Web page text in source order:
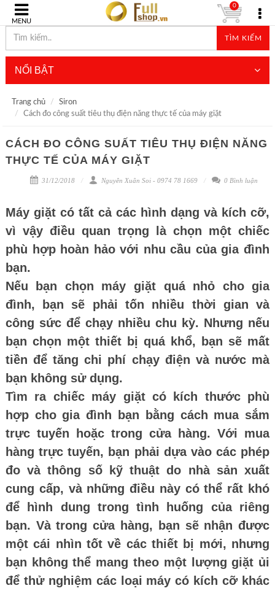
MENU
TÌM KIẾM
0
NỔI BẬT
Trang chủ
Siron
Cách đo công suất tiêu thụ điện năng thực tế của máy giặt
CÁCH ĐO CÔNG SUẤT TIÊU THỤ ĐIỆN NĂNG
THỰC TẾ CỦA MÁY GIẶT
31/12/2018 Nguyễn Xuân Soi - 0974 78 1669 0 Bình luận
Máy giặt có tất cả các hình dạng và kích cỡ,
vì vậy điều quan trọng là chọn một chiếc
phù hợp hoàn hảo với nhu cầu của gia đình
bạn.
Nếu bạn chọn máy giặt quá nhỏ cho gia
đình, bạn sẽ phải tốn nhiều thời gian và
công sức để chạy nhiều chu kỳ. Nhưng nếu
bạn chọn một thiết bị quá khổ, bạn sẽ mất
tiền để tăng chi phí chạy điện và nước mà
bạn không sử dụng.
Tìm ra chiếc máy giặt có kích thước phù
hợp cho gia đình bạn bằng cách mua sắm
trực tuyến hoặc trong cửa hàng. Với mua
hàng trực tuyến, bạn phải dựa vào các phép
đo và thông số kỹ thuật do nhà sản xuất
cung cấp, và những điều này có thể rất khó
để hình dung trong tình huống của riêng
bạn. Và trong cửa hàng, bạn sẽ nhận được
một cái nhìn tốt về các thiết bị mới, nhưng
bạn không thể mang theo một lượng giặt ủi
để thử nghiệm các loại máy có kích cỡ khác